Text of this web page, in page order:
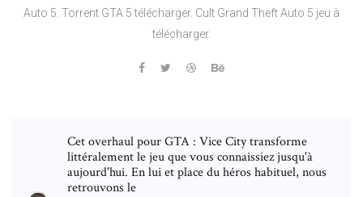
Auto 5. Torrent GTA 5 télécharger. Cult Grand Theft Auto 5 jeu à
télécharger.
Cet overhaul pour GTA : Vice City transforme
littéralement le jeu que vous connaissiez jusqu'à
aujourd'hui. En lui et place du héros habituel, nous
retrouvons le